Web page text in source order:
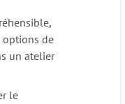
options de
un atelier
le